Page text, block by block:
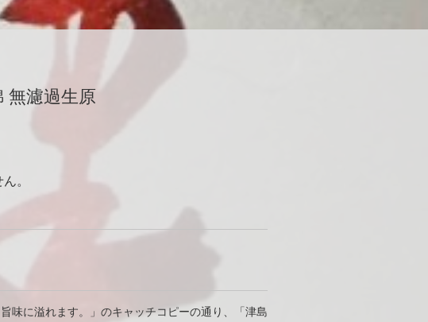
無濾過生原
。
味に溢れます。」のキャッチコピーの通り、「津島